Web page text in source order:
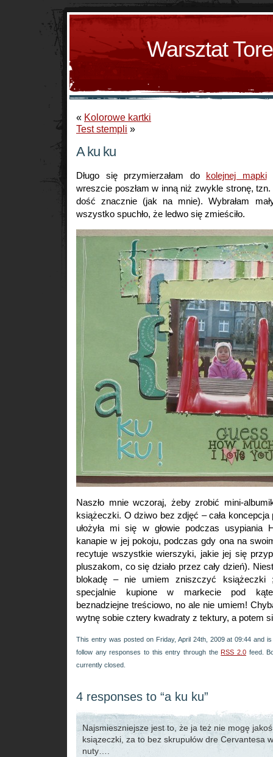
Warsztat
« Kolorowe kartki
Test stempli »
A ku ku
Długo się przymierzałam do kolejnej mapki
wreszcie poszłam w inną niż zwykle stronę, tzn.
dość znacznie (jak na mnie). Wybrałam
wszystko spuchło, że ledwo się zmieściło.
Naszło mnie wczoraj, żeby zrobić mini-
książeczki. O dziwo bez zdjęć – cała koncepcja
ułożyła mi się w głowie podczas usypiania
kanapie w jej pokoju, podczas gdy ona na
recytuje wszystkie wierszyki, jakie jej się
pluszakom, co się działo przez cały dzień).
blokadę – nie umiem zniszczyć książeczki
specjalnie kupione w markecie pod
beznadziejne treściowo, no ale nie umiem!
wytnę sobie cztery kwadraty z tektury, a potem
This entry was posted on Friday, April 24th, 2009 at 09:44 and
follow any responses to this entry through the RSS 2.0 feed.
currently closed.
4 responses to “a ku ku”
Najsmieszniejsze jest to, że ja też nie mogę
ksiązeczki, za to bez skrupułów dre Cervantesa
nuty….